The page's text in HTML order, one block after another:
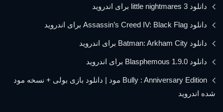
دانلود little nightmares 3 برای اندروید
دانلود Assassin’s Creed IV: Black Flag برای اندروید
دانلود Batman: Arkham City برای اندروید
دانلود Blasphemous 1.9.0 برای اندروید
Bully : Anniversary Edition مود | دانلود بازی بولی + نسخه مود
شده اندروید